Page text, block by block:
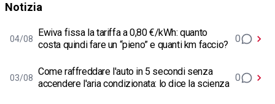
Notizia
04/08
Ewiva fissa la tariffa a 0,80 €/kWh: quanto
costa quindi fare un “pieno” e quanti km faccio?
0
03/08
Come raffreddare l'auto in 5 secondi senza
accendere l'aria condizionata: lo dice la scienza
0